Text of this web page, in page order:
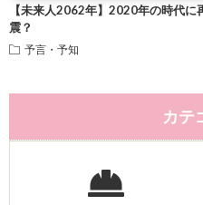
【未来人2062年】2020年の時代
震？
予言・予知
カテ